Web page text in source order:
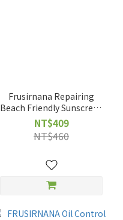
Frusirnana Repairing
Beach Friendly Sunscreen
Gel
NT$409
NT$460